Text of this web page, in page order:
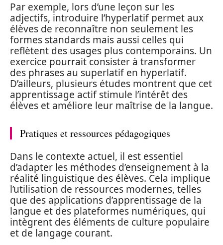
Par exemple, lors d’une leçon sur les
adjectifs, introduire l’hyperlatif permet aux
élèves de reconnaître non seulement les
formes standards mais aussi celles qui
reflètent des usages plus contemporains. Un
exercice pourrait consister à transformer
des phrases au superlatif en hyperlatif.
D’ailleurs, plusieurs études montrent que cet
apprentissage actif stimule l’intérêt des
élèves et améliore leur maîtrise de la langue.
Pratiques et ressources pédagogiques
Dans le contexte actuel, il est essentiel
d’adapter les méthodes d’enseignement à la
réalité linguistique des élèves. Cela implique
l’utilisation de ressources modernes, telles
que des applications d’apprentissage de la
langue et des plateformes numériques, qui
intègrent des éléments de culture populaire
et de langage courant.